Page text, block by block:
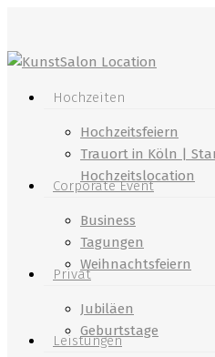
main
Menu
Hochzeiten
Hochzeitsfeiern
Trauort in Köln |
Hochzeitslocation
Corporate Event
Business
Tagungen
Weihnachtsfeiern
Privat
Jubiläen
Geburtstage
Leistungen